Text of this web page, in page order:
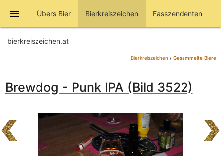
menu Übers Bier Bierkreiszeichen Fasszendenten
bierkreiszeichen.at
Bierkreiszeichen / Gesammelte Biere
Brewdog - Punk IPA (Bild 3522)